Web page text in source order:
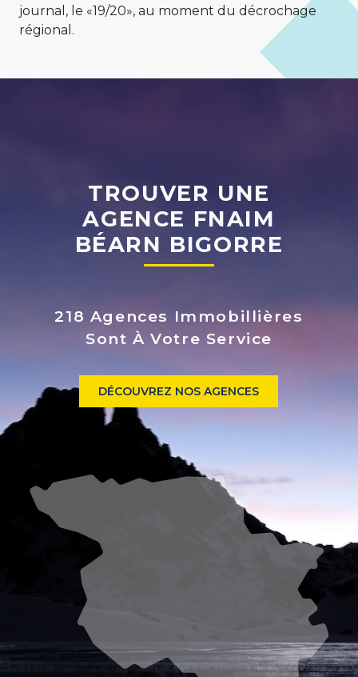
journal, le «19/20», au moment du décrochage
régional.
TROUVER UNE
AGENCE FNAIM
BÉARN BIGORRE
218 Agences Immobillières
Sont À Votre Service
DÉCOUVREZ NOS AGENCES